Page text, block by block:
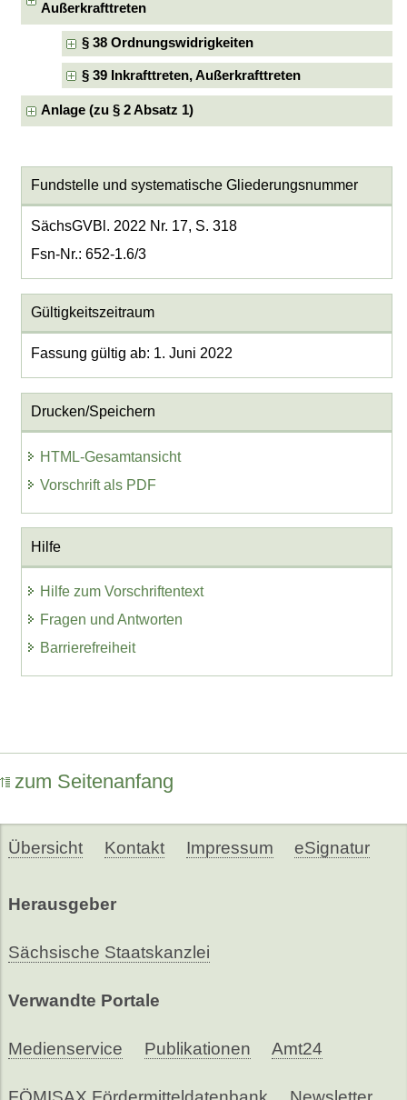
Außerkrafttreten
§ 38 Ordnungswidrigkeiten
§ 39 Inkrafttreten, Außerkrafttreten
Anlage (zu § 2 Absatz 1)
Fundstelle und systematische Gliederungsnummer
SächsGVBl. 2022 Nr. 17, S. 318
Fsn-Nr.: 652-1.6/3
Gültigkeitszeitraum
Fassung gültig ab: 1. Juni 2022
Drucken/Speichern
HTML-Gesamtansicht
Vorschrift als PDF
Hilfe
Hilfe zum Vorschriftentext
Fragen und Antworten
Barrierefreiheit
zum Seitenanfang
Übersicht Kontakt Impressum eSignatur
Herausgeber
Sächsische Staatskanzlei
Verwandte Portale
Medienservice Publikationen Amt24